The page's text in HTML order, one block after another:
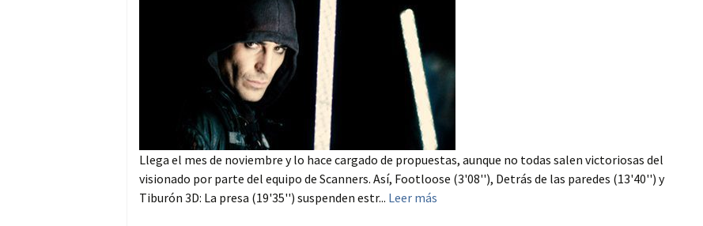
Llega el mes de noviembre y lo hace cargado de propuestas, aunque no todas salen victoriosas del
visionado por parte del equipo de Scanners. Así, Footloose (3'08''), Detrás de las paredes (13'40'') y
Tiburón 3D: La presa (19'35'') suspenden estr... Leer más